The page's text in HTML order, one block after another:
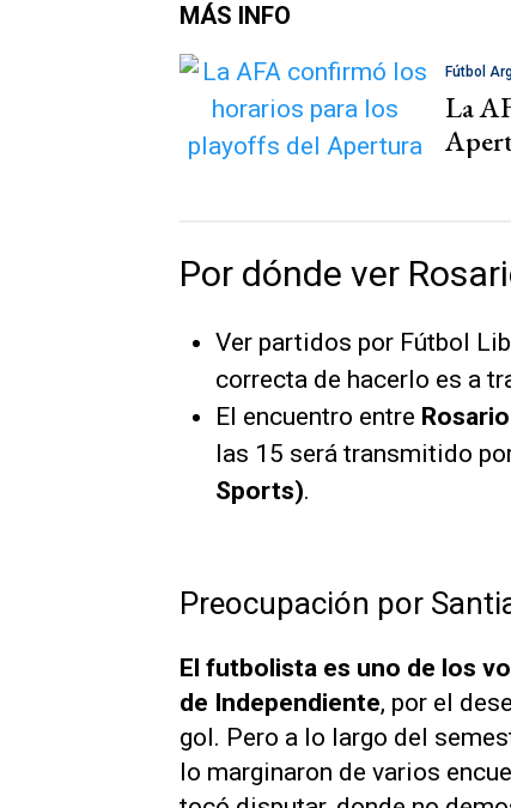
MÁS INFO
Fútbol
La
Por dónde ver
Ver partidos por Fútbol
correcta de hacerlo es a
El encuentro entre
las 15 será transmitido
Sports).
Preocupación por
El futbolista es uno de los
de Independiente, por el
gol. Pero a lo largo del
lo marginaron de varios